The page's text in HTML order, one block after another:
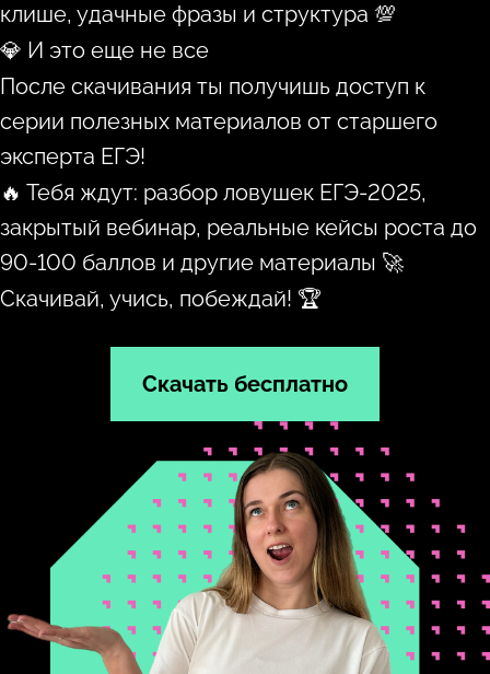
клише, удачные фразы и структура 💯
💎 И это еще не все
После скачивания ты получишь доступ к
серии полезных материалов от старшего
эксперта ЕГЭ!
🔥 Тебя ждут: разбор ловушек ЕГЭ-2025,
закрытый вебинар, реальные кейсы роста до
90-100 баллов и другие материалы 🚀
Скачивай, учись, побеждай! 🏆
Скачать бесплатно